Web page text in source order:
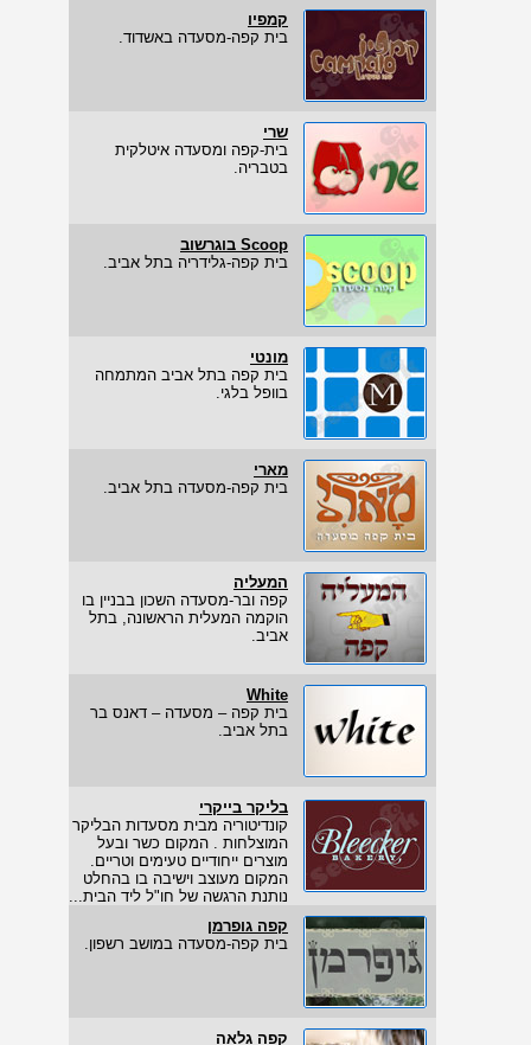
קמפיו
בית קפה-מסעדה באשדוד.
שרי
בית-קפה ומסעדה איטלקית
בטבריה.
Scoop בוגרשוב
בית קפה-גלידריה בתל אביב.
מונטי
בית קפה בתל אביב המתמחה
בוופל בלגי.
מארי
בית קפה-מסעדה בתל אביב.
המעליה
קפה ובר-מסעדה השכון בבניין בו
הוקמה המעלית הראשונה, בתל
אביב.
White
בית קפה – מסעדה – דאנס בר
בתל אביב.
בליקר בייקרי
קונדיטוריה מבית מסעדות הבליקר
המוצלחות . המקום כשר ובעל
מוצרים ייחודיים טעימים וטריים.
המקום מעוצב וישיבה בו בהחלט
נותנת הרגשה של חו"ל ליד הבית...
קפה גופרמן
בית קפה-מסעדה במושב רשפון.
קפה גלאה